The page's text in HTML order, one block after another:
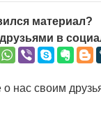
материал?
в
о нас своим